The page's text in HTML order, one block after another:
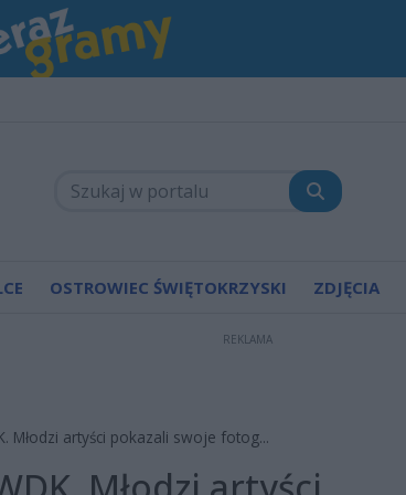
OSTROWIEC ŚWIĘTOKRZYSKI ZDJĘCIA
REKLAMA
Młodzi artyści pokazali swoje fotog...